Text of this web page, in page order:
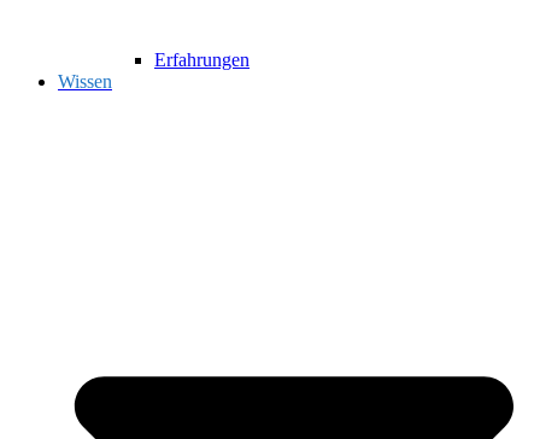
Erfahrungen
Wissen